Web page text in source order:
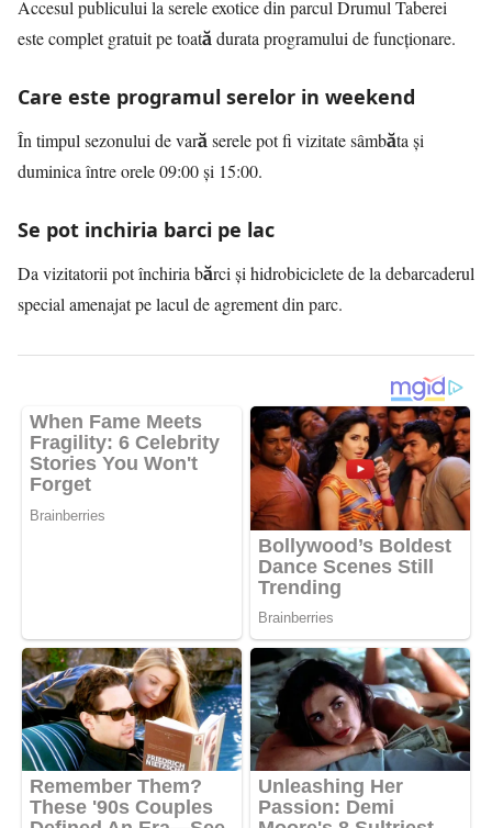
Accesul publicului la serele exotice din parcul Drumul Taberei
este complet gratuit pe toată durata programului de funcționare.
Care este programul serelor in weekend
În timpul sezonului de vară serele pot fi vizitate sâmbăta și
duminica între orele 09:00 și 15:00.
Se pot inchiria barci pe lac
Da vizitatorii pot închiria bărci și hidrobiciclete de la debarcaderul
special amenajat pe lacul de agrement din parc.